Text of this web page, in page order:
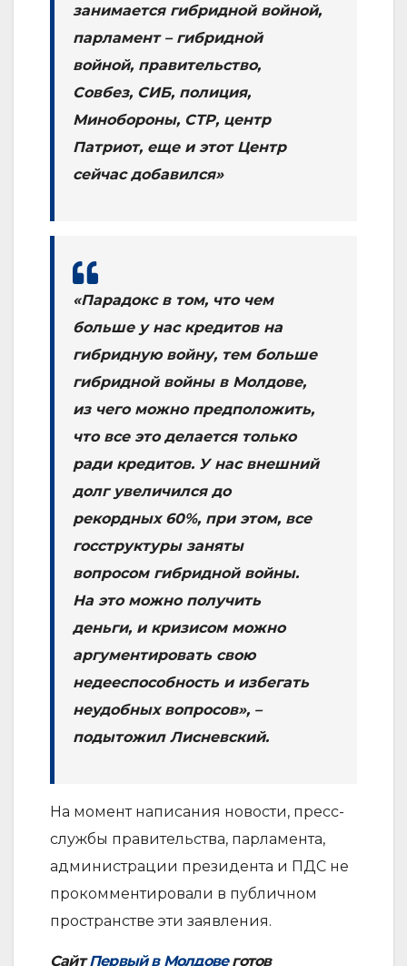
занимается гибридной войной,
парламент – гибридной
войной, правительство,
Совбез, СИБ, полиция,
Минобороны, СТР, центр
Патриот, еще и этот Центр
сейчас добавился»
«Парадокс в том, что чем
больше у нас кредитов на
гибридную войну, тем больше
гибридной войны в Молдове,
из чего можно предположить,
что все это делается только
ради кредитов. У нас внешний
долг увеличился до
рекордных 60%, при этом, все
госструктуры заняты
вопросом гибридной войны.
На это можно получить
деньги, и кризисом можно
аргументировать свою
недееспособность и избегать
неудобных вопросов», –
подытожил Лисневский.
На момент написания новости, пресс-
службы правительства, парламента,
администрации президента и ПДС не
прокомментировали в публичном
пространстве эти заявления.
СайтПервый в Молдовеготов